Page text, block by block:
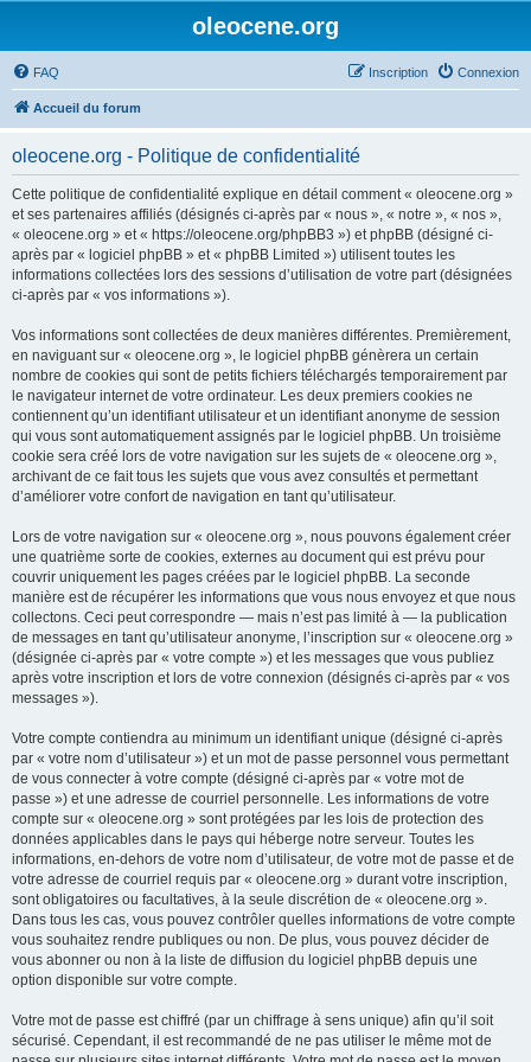
oleocene.org
FAQ Connexion
Inscription
Accueil du forum
oleocene.org - Politique de confidentialité
Cette politique de confidentialité explique en détail comment « oleocene.org »
et ses partenaires affiliés (désignés ci-après par « nous », « notre », « nos »,
« oleocene.org » et « https://oleocene.org/phpBB3 ») et phpBB (désigné ci-
après par « logiciel phpBB » et « phpBB Limited ») utilisent toutes les
informations collectées lors des sessions d’utilisation de votre part (désignées
ci-après par « vos informations »).
Vos informations sont collectées de deux manières différentes. Premièrement,
en naviguant sur « oleocene.org », le logiciel phpBB génèrera un certain
nombre de cookies qui sont de petits fichiers téléchargés temporairement par
le navigateur internet de votre ordinateur. Les deux premiers cookies ne
contiennent qu’un identifiant utilisateur et un identifiant anonyme de session
qui vous sont automatiquement assignés par le logiciel phpBB. Un troisième
cookie sera créé lors de votre navigation sur les sujets de « oleocene.org »,
archivant de ce fait tous les sujets que vous avez consultés et permettant
d’améliorer votre confort de navigation en tant qu’utilisateur.
Lors de votre navigation sur « oleocene.org », nous pouvons également créer
une quatrième sorte de cookies, externes au document qui est prévu pour
couvrir uniquement les pages créées par le logiciel phpBB. La seconde
manière est de récupérer les informations que vous nous envoyez et que nous
collectons. Ceci peut correspondre — mais n’est pas limité à — la publication
de messages en tant qu’utilisateur anonyme, l’inscription sur « oleocene.org »
(désignée ci-après par « votre compte ») et les messages que vous publiez
après votre inscription et lors de votre connexion (désignés ci-après par « vos
messages »).
Votre compte contiendra au minimum un identifiant unique (désigné ci-après
par « votre nom d’utilisateur ») et un mot de passe personnel vous permettant
de vous connecter à votre compte (désigné ci-après par « votre mot de
passe ») et une adresse de courriel personnelle. Les informations de votre
compte sur « oleocene.org » sont protégées par les lois de protection des
données applicables dans le pays qui héberge notre serveur. Toutes les
informations, en-dehors de votre nom d’utilisateur, de votre mot de passe et de
votre adresse de courriel requis par « oleocene.org » durant votre inscription,
sont obligatoires ou facultatives, à la seule discrétion de « oleocene.org ».
Dans tous les cas, vous pouvez contrôler quelles informations de votre compte
vous souhaitez rendre publiques ou non. De plus, vous pouvez décider de
vous abonner ou non à la liste de diffusion du logiciel phpBB depuis une
option disponible sur votre compte.
Votre mot de passe est chiffré (par un chiffrage à sens unique) afin qu’il soit
sécurisé. Cependant, il est recommandé de ne pas utiliser le même mot de